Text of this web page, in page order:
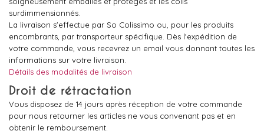
surdimmensionnés.
La livraison s'effectue par So Colissimo ou, pour les produits
encombrants, par transporteur spécifique. Dès l'expédition de
votre commande, vous recevrez un email vous donnant toutes les
informations sur votre livraison.
Détails des modalités de livraison
Droit de rétractation
Vous disposez de 14 jours après réception de votre commande
pour nous retourner les articles ne vous convenant pas et en
obtenir le remboursement.